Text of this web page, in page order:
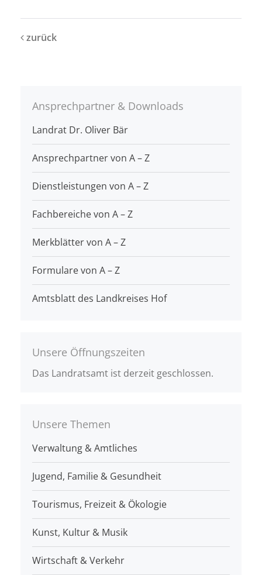
zurück
Ansprechpartner & Downloads
Landrat Dr. Oliver Bär
Ansprechpartner von A – Z
Dienstleistungen von A – Z
Fachbereiche von A – Z
Merkblätter von A – Z
Formulare von A – Z
Amtsblatt des Landkreises Hof
Unsere Öffnungszeiten
Das Landratsamt ist derzeit geschlossen.
Unsere Themen
Verwaltung & Amtliches
Jugend, Familie & Gesundheit
Tourismus, Freizeit & Ökologie
Kunst, Kultur & Musik
Wirtschaft & Verkehr